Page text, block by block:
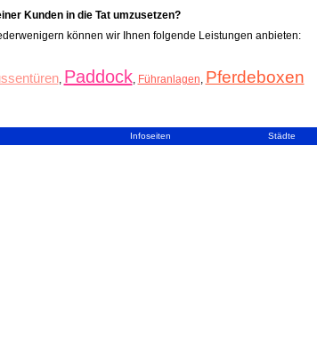
Kunden in die Tat umzusetzen?
können wir Ihnen folgende Leistungen anbieten:
, Paddock Führanlagen Pferdeboxen
Infoseiten Städte